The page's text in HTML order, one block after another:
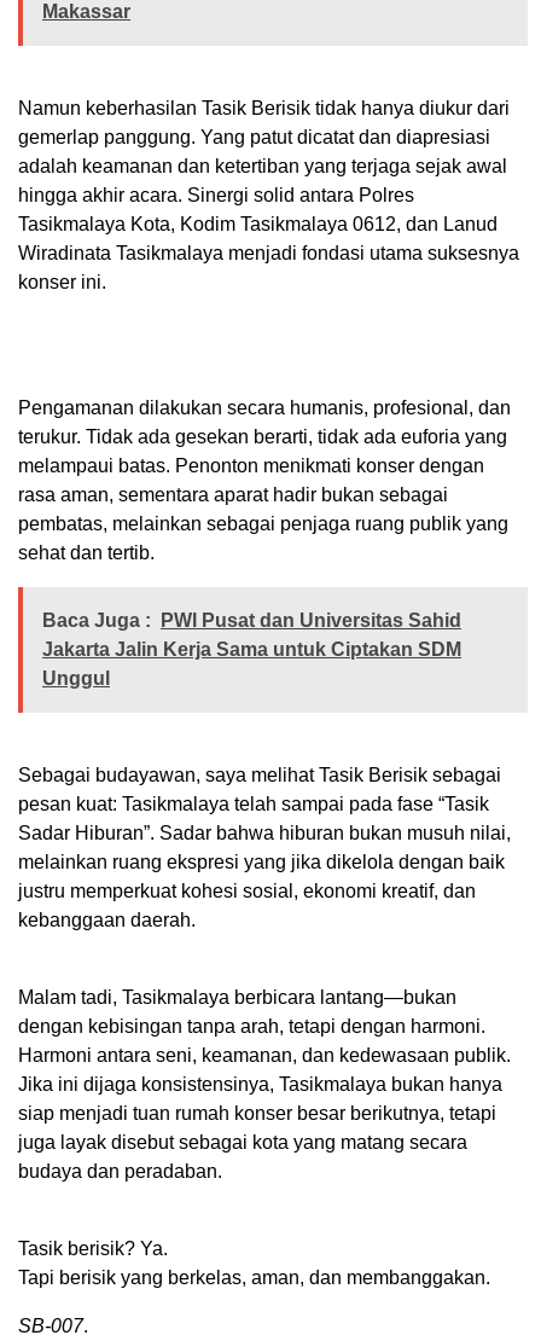
Makassar
Namun keberhasilan Tasik Berisik tidak hanya diukur dari
gemerlap panggung. Yang patut dicatat dan diapresiasi
adalah keamanan dan ketertiban yang terjaga sejak awal
hingga akhir acara. Sinergi solid antara Polres
Tasikmalaya Kota, Kodim Tasikmalaya 0612, dan Lanud
Wiradinata Tasikmalaya menjadi fondasi utama suksesnya
konser ini.
Pengamanan dilakukan secara humanis, profesional, dan
terukur. Tidak ada gesekan berarti, tidak ada euforia yang
melampaui batas. Penonton menikmati konser dengan
rasa aman, sementara aparat hadir bukan sebagai
pembatas, melainkan sebagai penjaga ruang publik yang
sehat dan tertib.
Baca Juga :
PWI Pusat dan Universitas Sahid
Jakarta Jalin Kerja Sama untuk Ciptakan SDM
Unggul
Sebagai budayawan, saya melihat Tasik Berisik sebagai
pesan kuat: Tasikmalaya telah sampai pada fase “Tasik
Sadar Hiburan”. Sadar bahwa hiburan bukan musuh nilai,
melainkan ruang ekspresi yang jika dikelola dengan baik
justru memperkuat kohesi sosial, ekonomi kreatif, dan
kebanggaan daerah.
Malam tadi, Tasikmalaya berbicara lantang—bukan
dengan kebisingan tanpa arah, tetapi dengan harmoni.
Harmoni antara seni, keamanan, dan kedewasaan publik.
Jika ini dijaga konsistensinya, Tasikmalaya bukan hanya
siap menjadi tuan rumah konser besar berikutnya, tetapi
juga layak disebut sebagai kota yang matang secara
budaya dan peradaban.
Tasik berisik? Ya.
Tapi berisik yang berkelas, aman, dan membanggakan.
SB-007.